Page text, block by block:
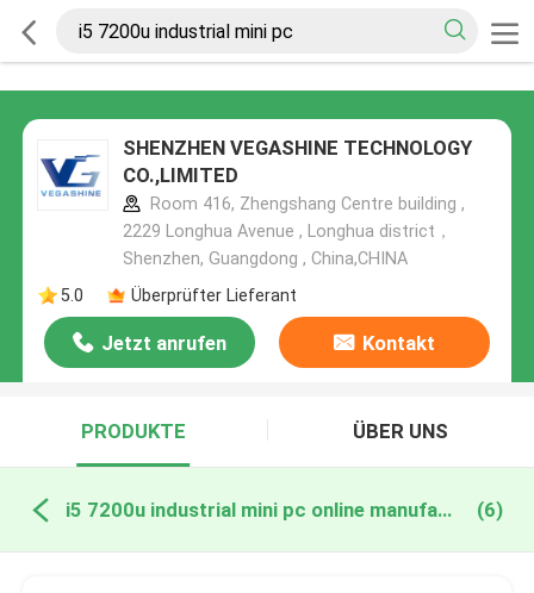
SHENZHEN VEGASHINE TECHNOLOGY
CO.,LIMITED
Room 416, Zhengshang Centre building ,
2229 Longhua Avenue , Longhua district，
Shenzhen, Guangdong , China,CHINA
5.0
Überprüfter Lieferant
Jetzt anrufen Kontakt
PRODUKTE ÜBER UNS
i5 7200u industrial mini pc online manufacture (6)